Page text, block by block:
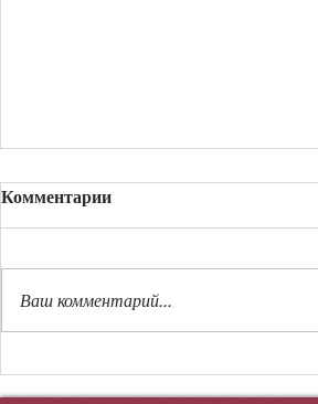
қарсы қорғаныс күштері
Комментарии
Ваш комментарий...